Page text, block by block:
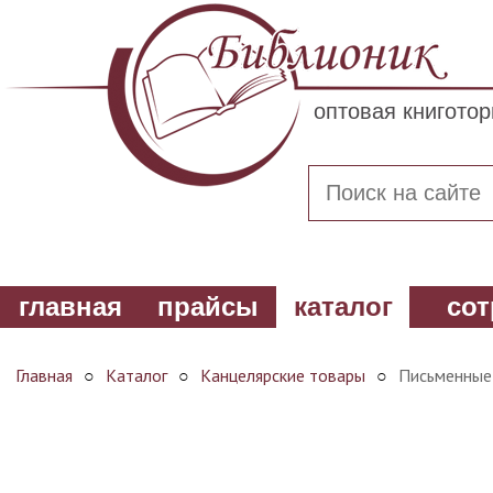
оптовая
главная прайсы каталог
Главная ○ Каталог ○ Канцелярские товары ○